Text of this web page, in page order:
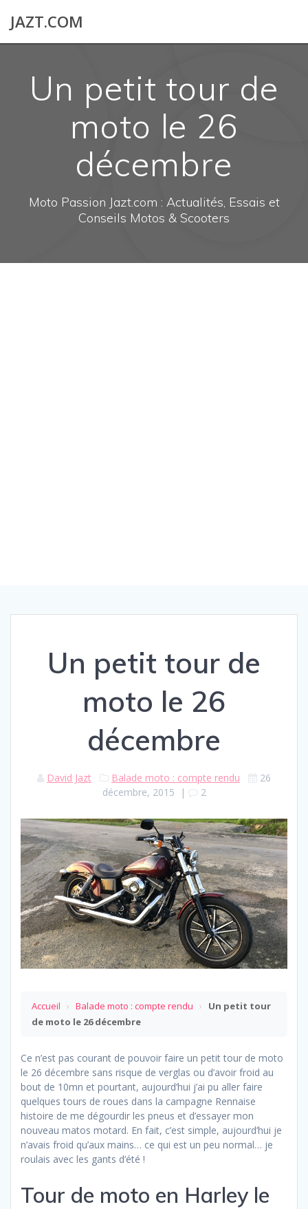
JAZT.COM
Un petit tour de
moto le 26
décembre
Moto Passion Jazt.com : Actualités, Essais et
Conseils Motos & Scooters
Un petit tour de
moto le 26
décembre
David Jazt Balade moto : compte rendu
26
décembre, 2015 | 2
Accueil › Balade moto : compte rendu ›
Un petit tour
de moto le 26 décembre
Ce n’est pas courant de pouvoir faire un petit tour de moto
le 26 décembre sans risque de verglas ou d’avoir froid au
bout de 10mn et pourtant, aujourd’hui j’ai pu aller faire
quelques tours de roues dans la campagne Rennaise
histoire de me dégourdir les pneus et d’essayer mon
nouveau matos motard. En fait, c’est simple, aujourd’hui je
n’avais froid qu’aux mains… ce qui est un peu normal… je
roulais avec les gants d’été !
Tour de moto en Harley le